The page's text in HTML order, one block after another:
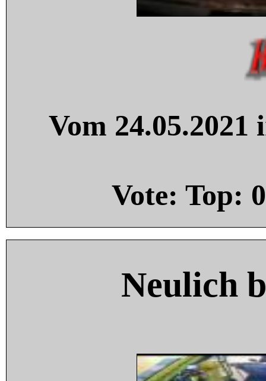
Vom
Vote: Top: 0
Neulich